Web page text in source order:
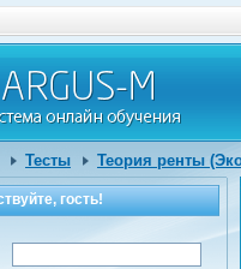
Тесты Теория ренты
гость!